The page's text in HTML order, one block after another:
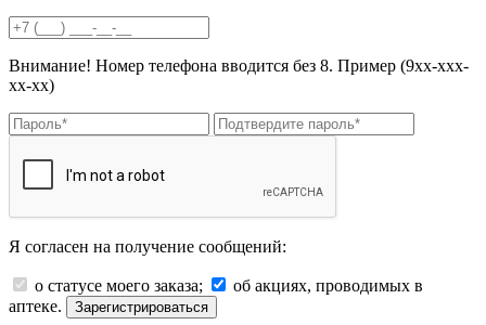
Внимание! Номер телефона вводится без 8. Пример (9хх-ххх-
хх-хх)
Я согласен на получение сообщений:
о статусе моего заказа;
об акциях, проводимых в
аптеке.
Зарегистрироваться